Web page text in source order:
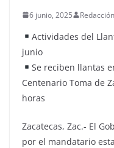
6 junio, 2025
Actividades del
junio
Se reciben llantas
Centenario Toma de
horas
Zacatecas, Zac.- El
por el mandatario